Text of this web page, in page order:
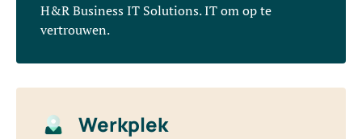
H&R Business IT Solutions. IT om op te
vertrouwen.
Werkplek